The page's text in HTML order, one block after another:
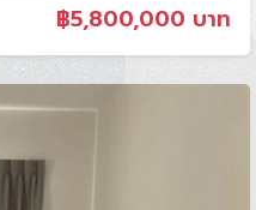
฿5,800,000 บาท